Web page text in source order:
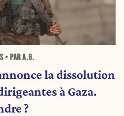
• PAR A.G.
la dissolution
à Gaza.
?